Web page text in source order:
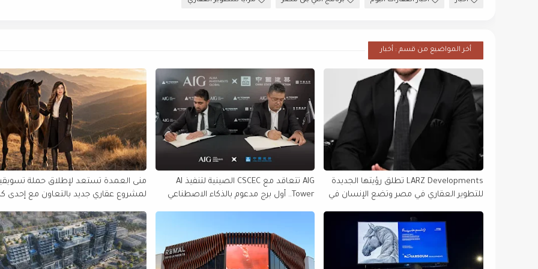
أخر المواضيع من قسم : أخبار
LARZ Developments تطلق رؤيتها الجديدة
للتطوير العقاري في مصر وتضع الإنسان في
AIG تتعاقد مع CSCEC الصينية لتنفيذ AI
Tower.. أول برج مدعوم بالذكاء الاصطناعي
منى العمدة تستعد لإطلاق حملة
لمشروع عقاري جديد بالتعاون مع إحدى